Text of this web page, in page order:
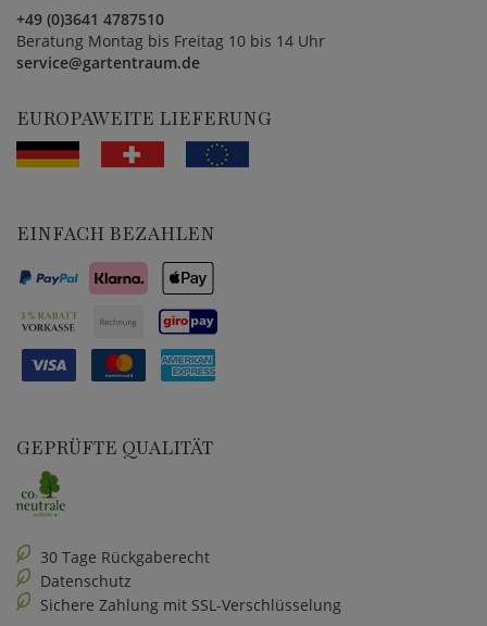
+49 (0)3641 4787510
Beratung Montag bis Freitag 10 bis 14 Uhr
service@gartentraum.de
EUROPAWEITE LIEFERUNG
EINFACH BEZAHLEN
GEPRÜFTE QUALITÄT
30 Tage Rückgaberecht
Datenschutz
Sichere Zahlung mit SSL-Verschlüsselung